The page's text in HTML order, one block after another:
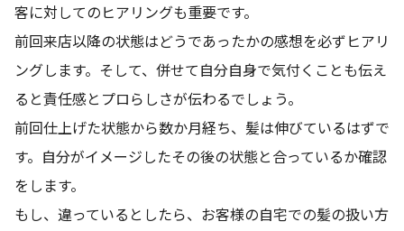
客に対してのヒアリングも重要です。
前回来店以降の状態はどうであったかの感想を必ずヒアリ
ングします。そして、併せて自分自身で気付くことも伝え
ると責任感とプロらしさが伝わるでしょう。
前回仕上げた状態から数か月経ち、髪は伸びているはずで
す。自分がイメージしたその後の状態と合っているか確認
をします。
もし、違っているとしたら、お客様の自宅での髪の扱い方